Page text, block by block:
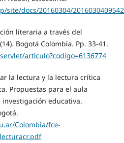
site/docs/20160304/
literaria a través del
Bogotá Colombia. Pp. 33-41.
articulo?codigo=6136774
la lectura y la lectura crítica
Propuestas para el aula
educativa.
Colombia/fce-